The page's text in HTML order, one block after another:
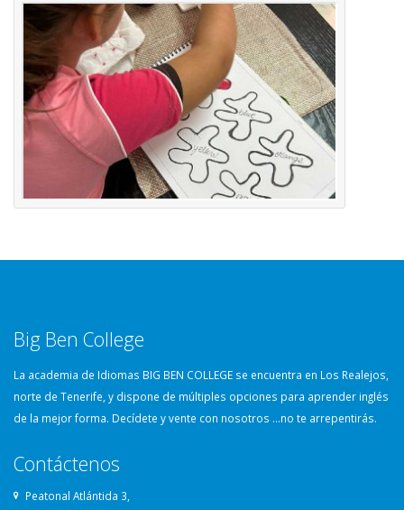
Big Ben College
La academia de Idiomas BIG BEN COLLEGE se encuentra en Los Realejos,
norte de Tenerife, y dispone de múltiples opciones para aprender inglés
de la mejor forma. Decídete y vente con nosotros …no te arrepentirás.
Contáctenos
Peatonal Atlántida 3,